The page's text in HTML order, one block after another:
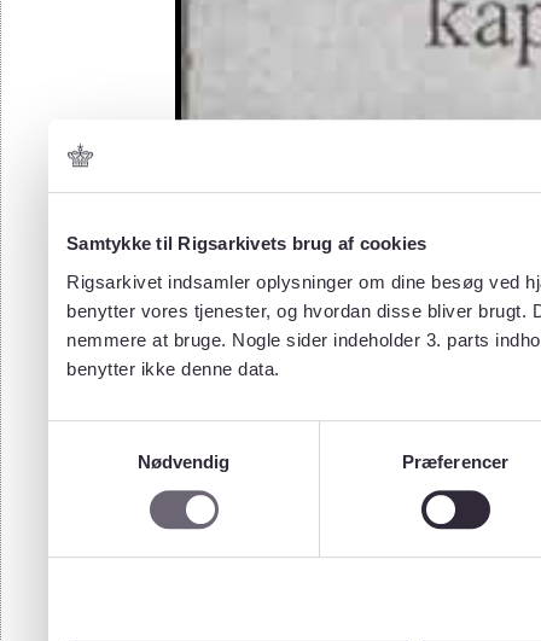
Samtykke til Rigsarkivets brug af cookies
Rigsarkivet indsamler oplysninger om dine besøg ved
benytter vores tjenester, og hvordan disse bliver
nemmere at bruge. Nogle sider indeholder 3. parts
benytter ikke denne data.
Nødvendig
Præferencer